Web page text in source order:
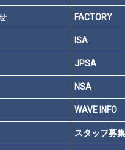
FACTORY
ISA
JPSA
NSA
WAVE INFO
スタッフ募集